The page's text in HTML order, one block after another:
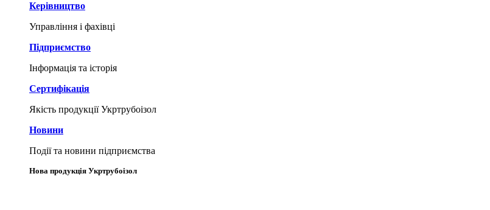
Керівництво
Управління і фахівці
Підприємство
Інформація та історія
Сертифікація
Якість продукції Укртрубоізол
Новини
Події та новини підприємства
Нова продукція Укртрубоізол